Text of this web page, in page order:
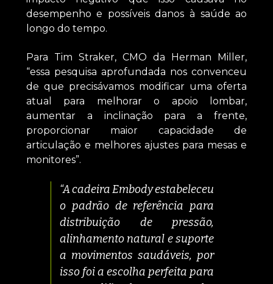
desempenho e possíveis danos à saúde ao
longo do tempo.
Para Tim Straker, CMO da Herman Miller,
“essa pesquisa aprofundada nos convenceu
de que precisávamos modificar uma oferta
atual para melhorar o apoio lombar,
aumentar a inclinação para a frente,
proporcionar maior capacidade de
articulação e melhores ajustes para mesas e
monitores”.
“A cadeira Embody estabeleceu
o padrão de referência para
distribuição de pressão,
alinhamento natural e suporte
a movimentos saudáveis, por
isso foi a escolha perfeita para